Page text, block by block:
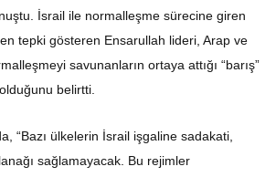
İsrail ile normalleşme sürecine giren
tepki gösteren Ensarullah lideri, Arap ve
savunanların ortaya attığı “barış”
olduğunu belirtti.
“Bazı ülkelerin İsrail işgaline sadakati,
sağlamayacak. Bu rejimler